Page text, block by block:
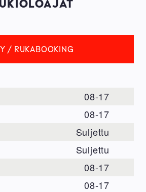
/ RUKABOOKING
08-17
08-17
Suljettu
Suljettu
08-17
08-17